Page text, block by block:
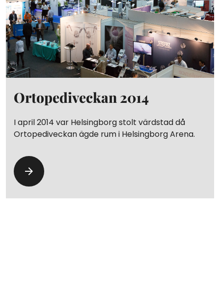
Ortopediveckan 2014
I april 2014 var Helsingborg stolt värdstad då
Ortopediveckan ägde rum i Helsingborg Arena.